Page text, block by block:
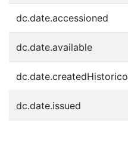
dc.date.accessioned
dc.date.available
dc.date.createdHistorico
dc.date.issued